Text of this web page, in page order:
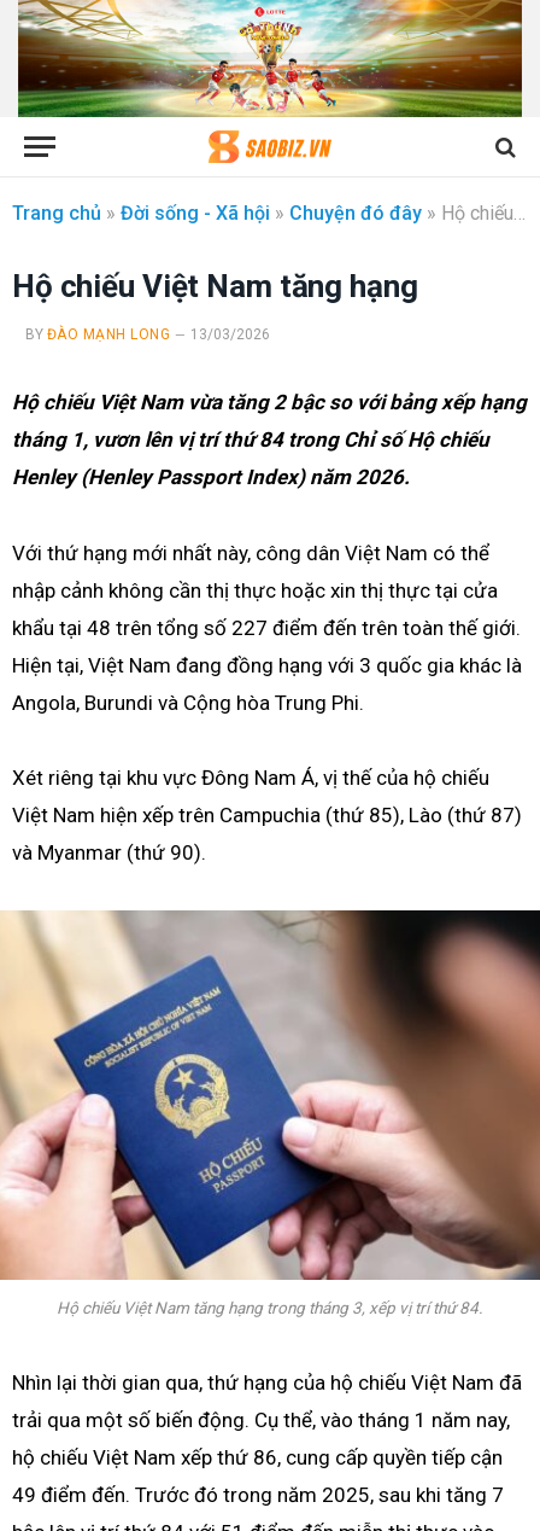
Trang chủ » Đời sống - Xã hội » Chuyện đó đây » Hộ chiếu Việt Nam tăng hạng
Hộ chiếu Việt Nam tăng hạng
BY ĐÀO MẠNH LONG 13/03/2026
Hộ chiếu Việt Nam vừa tăng 2 bậc so với bảng xếp hạng
tháng 1, vươn lên vị trí thứ 84 trong Chỉ số Hộ chiếu
Henley (Henley Passport Index) năm 2026.
Với thứ hạng mới nhất này, công dân Việt Nam có thể
nhập cảnh không cần thị thực hoặc xin thị thực tại cửa
khẩu tại 48 trên tổng số 227 điểm đến trên toàn thế giới.
Hiện tại, Việt Nam đang đồng hạng với 3 quốc gia khác là
Angola, Burundi và Cộng hòa Trung Phi.
Xét riêng tại khu vực Đông Nam Á, vị thế của hộ chiếu
Việt Nam hiện xếp trên Campuchia (thứ 85), Lào (thứ 87)
và Myanmar (thứ 90).
Hộ chiếu Việt Nam tăng hạng trong tháng 3, xếp vị trí thứ 84.
Nhìn lại thời gian qua, thứ hạng của hộ chiếu Việt Nam đã
trải qua một số biến động. Cụ thể, vào tháng 1 năm nay,
hộ chiếu Việt Nam xếp thứ 86, cung cấp quyền tiếp cận
49 điểm đến. Trước đó trong năm 2025, sau khi tăng 7